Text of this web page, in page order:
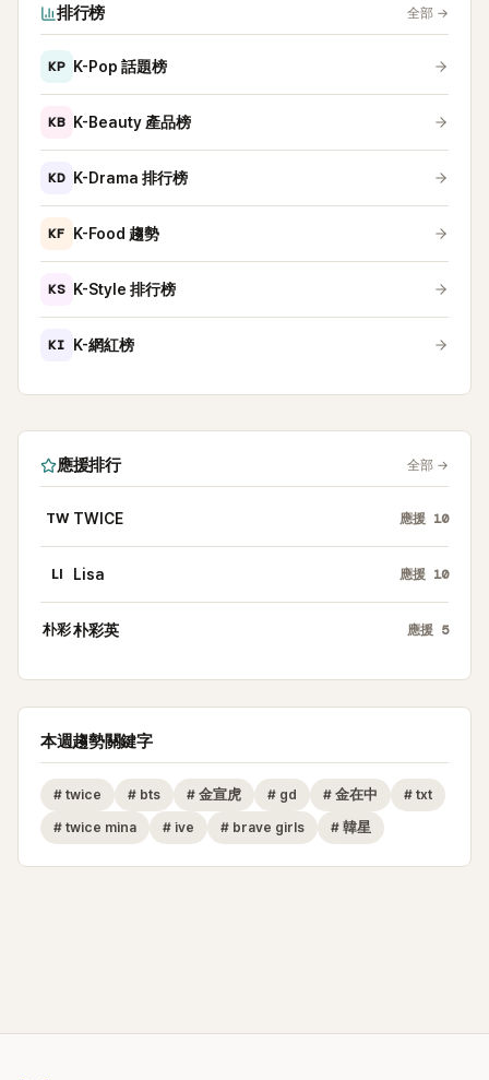
排行榜 全部 →
KP K-Pop 話題榜
KB K-Beauty 產品榜
KD K-Drama 排行榜
KF K-Food 趨勢
KS K-Style 排行榜
KI K-網紅榜
應援排行 全部 →
TW TWICE 應援 10
LI Lisa 應援 10
朴彩朴彩英 應援 5
本週趨勢關鍵字
# twice # bts # 金宣虎 # gd # 金在中 # txt
# twice mina # ive # brave girls # 韓星